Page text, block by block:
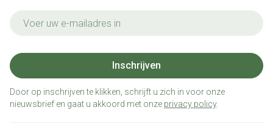
Inschrijven
Door op inschrijven te klikken, schrijft u zich in voor onze
nieuwsbrief en gaat u akkoord met onze privacy policy.